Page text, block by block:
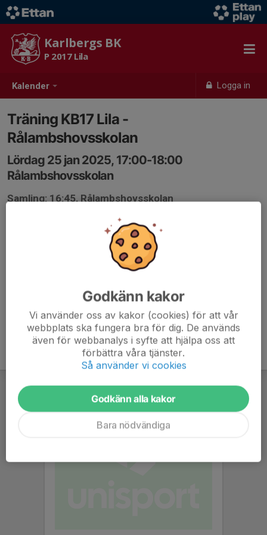
Kalender Logga in
Karlbergs BK
P 2017 Lila
Träning KB17 Lila -
Rålambshovsskolan
Lördag 25 jan 2025, 17:00-18:00
Rålambshovsskolan
Samling: 16:45, Rålambshovsskolan
Godkänn kakor
Vi använder oss av kakor (cookies) för att vår
webbplats ska fungera bra för dig. De används
även för webbanalys i syfte att hjälpa oss att
förbättra våra tjänster.
Så använder vi cookies
Godkänn alla kakor
Bara nödvändiga